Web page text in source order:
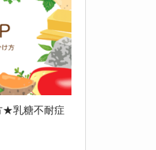
★乳糖不耐症